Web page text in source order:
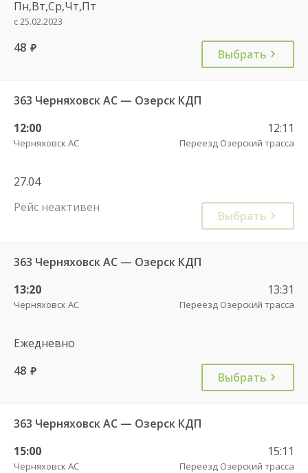
Пн,Вт,Ср,Чт,Пт
с 25.02.2023
48 руб. Выбрать
363 Черняховск АС — Озерск КДП
12:00
Черняховск АС
12:11
Переезд Озерский трасса
27.04
Рейс неактивен
Выбрать
363 Черняховск АС — Озерск КДП
13:20
Черняховск АС
13:31
Переезд Озерский трасса
Ежедневно
48 руб. Выбрать
363 Черняховск АС — Озерск КДП
15:00
Черняховск АС
15:11
Переезд Озерский трасса